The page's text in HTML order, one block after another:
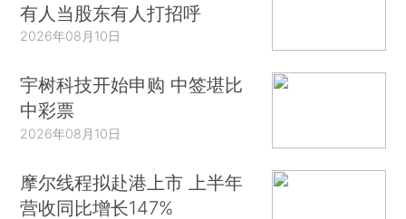
有人当股东有人打招呼
2026年08月10日
宇树科技开始申购 中签堪比
中彩票
2026年08月10日
摩尔线程拟赴港上市 上半年
营收同比增长147%